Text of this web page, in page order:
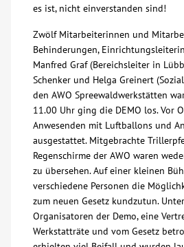
Karriere
Ausbildung
Glossar
Suche
Kontakt
AWO BB Süd
es ist, nicht einverstanden sind!
Zwölf Mitarbeiterinnen und
Behinderungen,
Manfred Graf (Bereichsleiter in
Schenker und Helga Greinert
den AWO Spreewaldwerkstätten
11.00 Uhr ging die DEMO los. Vor
Anwesenden mit Luftballons und
ausgestattet. Mitgebrachte
Regenschirme der AWO waren
zu übersehen. Auf einer kleinen
verschiedene Personen die
zum neuen Gesetz kundzutun.
Organisatoren der Demo, eine
Werkstatträte und vom Gesetz